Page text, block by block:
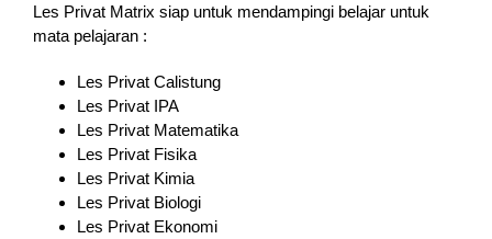
Les Privat Matrix siap untuk mendampingi belajar untuk
mata pelajaran :
Les Privat Calistung
Les Privat IPA
Les Privat Matematika
Les Privat Fisika
Les Privat Kimia
Les Privat Biologi
Les Privat Ekonomi